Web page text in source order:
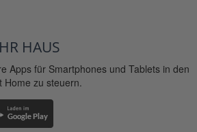
HAUS
Apps für Smartphones und Tablets in den
Home zu steuern.